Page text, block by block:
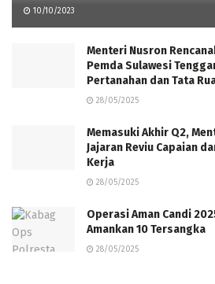
10/10/2023
Menteri Nusron
Pemda Sulawesi
Pertanahan dan Tata
28/05/2025
Memasuki Akhir Q2,
Jajaran Reviu Capaian
Kerja
28/05/2025
Operasi Aman Candi
Amankan 10 Tersangka
28/05/2025